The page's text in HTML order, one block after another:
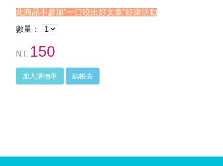
此商品不參加"一口咬出好文章"好康活動
數量：
NT. 150
加入購物車 結帳去